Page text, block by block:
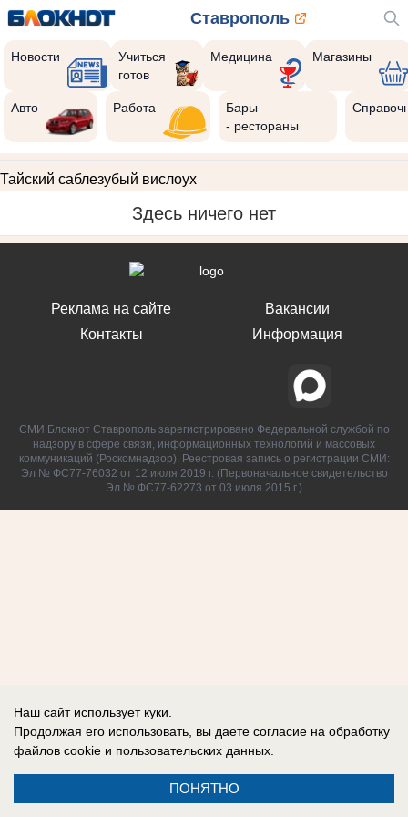
Ставрополь
Новости
Учиться
готов
Медицина Магазины
Авто Работа
Бары
- рестораны
Тайский саблезубый вислоух
Здесь ничего нет
Реклама на сайте
Контакты
Вакансии
Информация
СМИ Блокнот Ставрополь зарегистрировано Федеральной службой по
надзору в сфере связи, информационных технологий и массовых
коммуникаций (Роскомнадзор). Реестровая запись о регистрации СМИ:
Эл № ФС77-76032 от 12 июля 2019 г. (Первоначальное свидетельство
Эл № ФС77-62273 от 03 июля 2015 г.)
Наш сайт использует куки.
Продолжая его использовать, вы даете согласие на обработку
файлов cookie и пользовательских данных.
ПОНЯТНО